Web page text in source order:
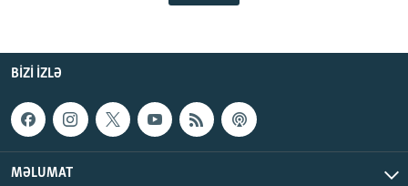
BIZI IZLƏ
MƏLUMAT